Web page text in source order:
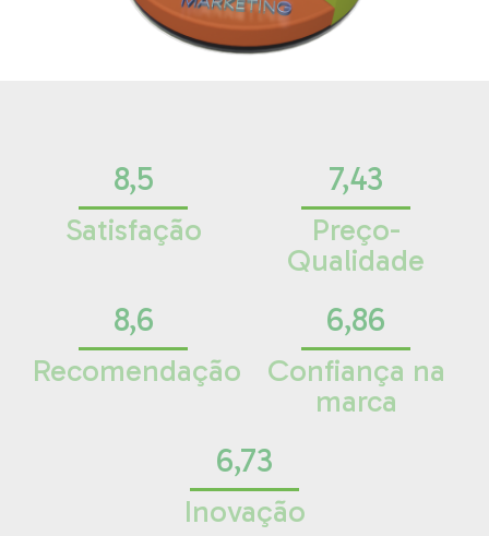
8,5
Satisfação
7,43
Preço-
Qualidade
8,6
Recomendação
6,86
Confiança na
marca
6,73
Inovação